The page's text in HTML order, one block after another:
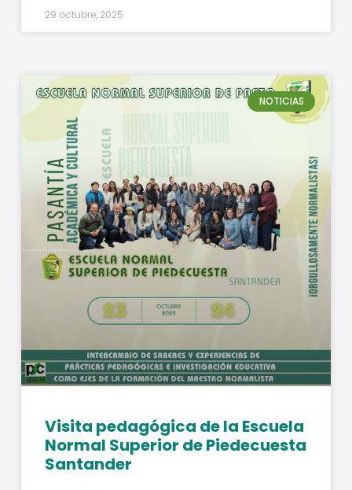
29 octubre, 2025
NOTICIAS
Visita pedagógica de la Escuela
Normal Superior de Piedecuesta
Santander